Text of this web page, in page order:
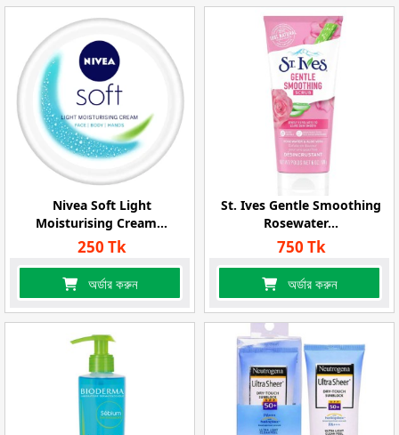
Nivea Soft Light
Moisturising Cream...
250 Tk
অর্ডার করুন
St. Ives Gentle Smoothing
Rosewater...
750 Tk
অর্ডার করুন